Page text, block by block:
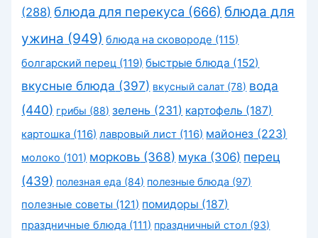
(288) блюда для перекуса (666) блюда для
ужина (949) блюда на сковороде (115)
болгарский перец (119) быстрые блюда (152)
вкусные блюда (397) вкусный салат (78) вода
(440) грибы (88) зелень (231) картофель (187)
картошка (116) лавровый лист (116) майонез (223)
молоко (101) морковь (368) мука (306) перец
(439) полезная еда (84) полезные блюда (97)
полезные советы (121) помидоры (187)
праздничные блюда (111) праздничный стол (93)